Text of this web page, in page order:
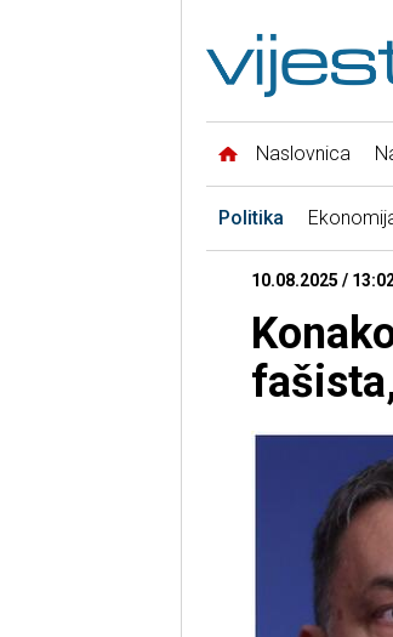
Naslovnica
Politika
10.08.2025 /